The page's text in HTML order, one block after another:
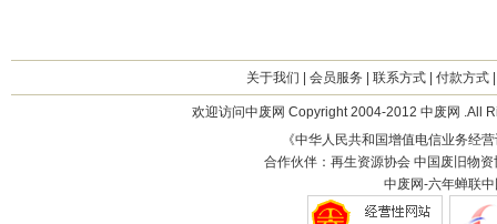
关于我们 会员服务 联系方式| 付款方式
欢迎访问中废网 Copyright 2004-2012 中废网 .All
《中华人民共和国增值电信业务经
合作伙伴：再生资源协会 中国废旧物
中废网-六年蝉联